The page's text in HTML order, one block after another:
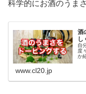
科学的にお酒のうま
酒
し
自
度
か
www.cl20.jp